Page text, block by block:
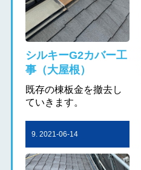
シルキーG2カバー工
事（大屋根）
既存の棟板金を撤去し
ていきます。
9. 2021-06-14